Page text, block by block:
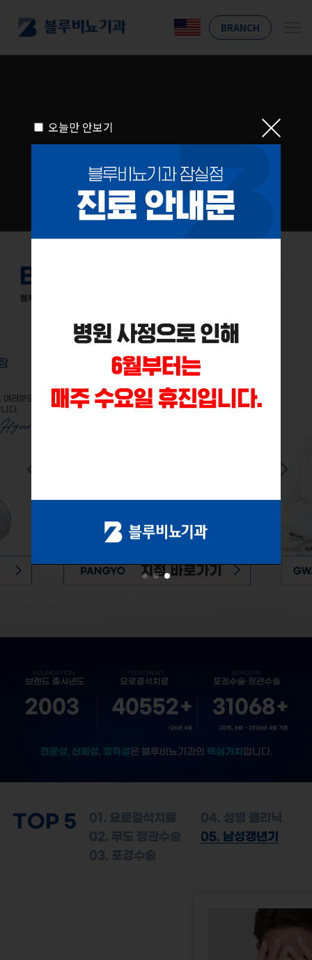
BRANCH
2003 40552+
~26년 4월
31068+
2015. 6월 ~ 2026년 4월 기준
전문성, 신뢰성 , 정직성은 블루비뇨기과의 핵심가치 입니다.
TOP 5
01. 요로결석치료
02. 무도 정관수술
03. 포경수술
04. 성병 클리닉
05. 남성갱년기
오늘만 안보기